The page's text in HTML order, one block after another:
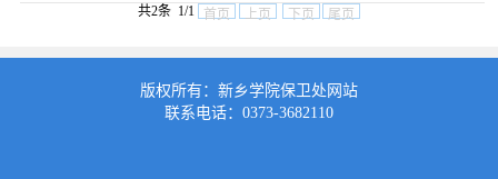
共2条 1/1 首页 上页 下页 尾页
版权所有：新乡学院保卫处网站
联系电话：0373-3682110